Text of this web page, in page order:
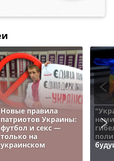
Новые правила
патриотов Украины:
футбол и секс —
только на
украинском